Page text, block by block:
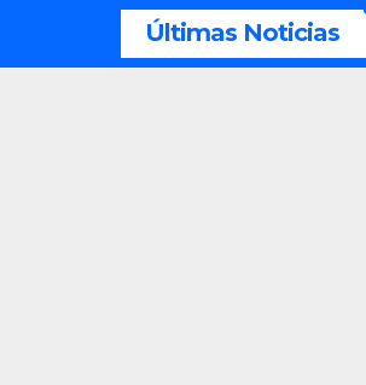
Últimas Noticias
jueces de las palabras, seremos